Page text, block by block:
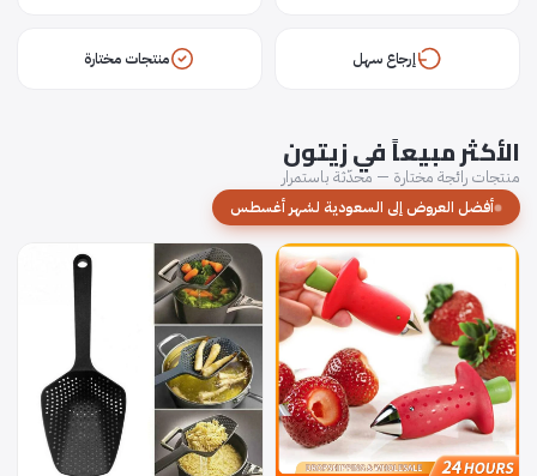
إرجاع سهل منتجات مختارة
الأكثر مبيعاً في زيتون
منتجات رائجة مختارة — محدّثة باستمرار
أفضل العروض إلى السعودية لشهر أغسطس